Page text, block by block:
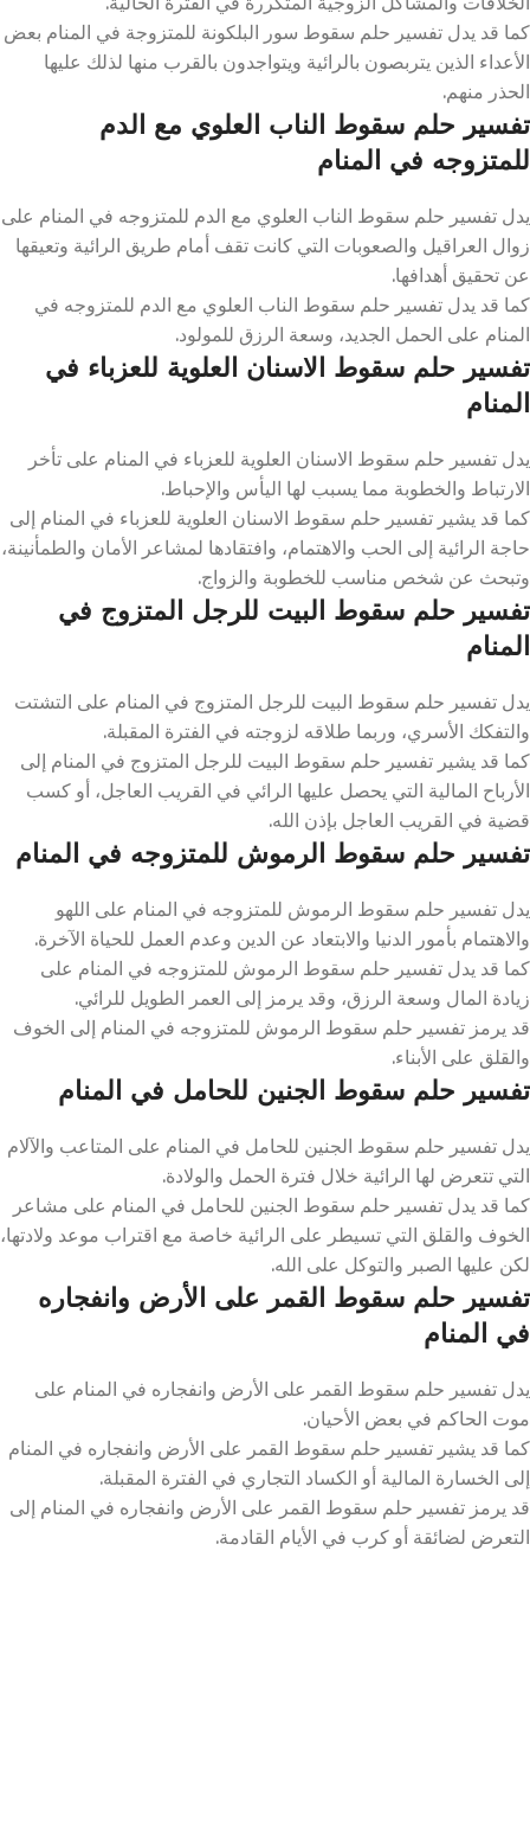
كما قد يدل تفسير حلم سقوط سور البلكونة للمتزوجة في المنام بعض
الأعداء الذين يتربصون بالرائية ويتواجدون بالقرب منها لذلك عليها
الحذر منهم.
تفسير حلم سقوط الناب العلوي مع الدم
للمتزوجه في المنام
يدل تفسير حلم سقوط الناب العلوي مع الدم للمتزوجه في المنام على
زوال العراقيل والصعوبات التي كانت تقف أمام طريق الرائية وتعيقها
عن تحقيق أهدافها.
كما قد يدل تفسير حلم سقوط الناب العلوي مع الدم للمتزوجه في
المنام على الحمل الجديد، وسعة الرزق للمولود.
تفسير حلم سقوط الاسنان العلوية للعزباء في
المنام
يدل تفسير حلم سقوط الاسنان العلوية للعزباء في المنام على تأخر
الارتباط والخطوبة مما يسبب لها اليأس والإحباط.
كما قد يشير تفسير حلم سقوط الاسنان العلوية للعزباء في المنام إلى
حاجة الرائية إلى الحب والاهتمام، وافتقادها لمشاعر الأمان والطمأنينة،
وتبحث عن شخص مناسب للخطوبة والزواج.
تفسير حلم سقوط البيت للرجل المتزوج في
المنام
يدل تفسير حلم سقوط البيت للرجل المتزوج في المنام على التشتت
والتفكك الأسري، وربما طلاقه لزوجته في الفترة المقبلة.
كما قد يشير تفسير حلم سقوط البيت للرجل المتزوج في المنام إلى
الأرباح المالية التي يحصل عليها الرائي في القريب العاجل، أو كسب
قضية في القريب العاجل بإذن الله.
تفسير حلم سقوط الرموش للمتزوجه في المنام
يدل تفسير حلم سقوط الرموش للمتزوجه في المنام على اللهو
والاهتمام بأمور الدنيا والابتعاد عن الدين وعدم العمل للحياة الآخرة.
كما قد يدل تفسير حلم سقوط الرموش للمتزوجه في المنام على
زيادة المال وسعة الرزق، وقد يرمز إلى العمر الطويل للرائي.
قد يرمز تفسير حلم سقوط الرموش للمتزوجه في المنام إلى الخوف
والقلق على الأبناء.
تفسير حلم سقوط الجنين للحامل في المنام
يدل تفسير حلم سقوط الجنين للحامل في المنام على المتاعب والآلام
التي تتعرض لها الرائية خلال فترة الحمل والولادة.
كما قد يدل تفسير حلم سقوط الجنين للحامل في المنام على مشاعر
الخوف والقلق التي تسيطر على الرائية خاصة مع اقتراب موعد ولادتها،
لكن عليها الصبر والتوكل على الله.
تفسير حلم سقوط القمر على الأرض وانفجاره
في المنام
يدل تفسير حلم سقوط القمر على الأرض وانفجاره في المنام على
موت الحاكم في بعض الأحيان.
كما قد يشير تفسير حلم سقوط القمر على الأرض وانفجاره في المنام
إلى الخسارة المالية أو الكساد التجاري في الفترة المقبلة.
قد يرمز تفسير حلم سقوط القمر على الأرض وانفجاره في المنام إلى
التعرض لضائقة أو كرب في الأيام القادمة.